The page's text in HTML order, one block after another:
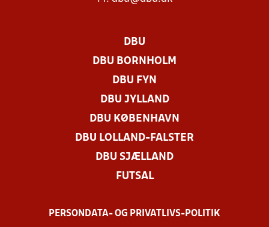
DBU
DBU BORNHOLM
DBU FYN
DBU JYLLAND
DBU KØBENHAVN
DBU LOLLAND-FALSTER
DBU SJÆLLAND
FUTSAL
PERSONDATA- OG PRIVATLIVS-POLITIK